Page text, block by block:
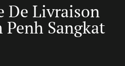
De Livraison
Penh Sangkat